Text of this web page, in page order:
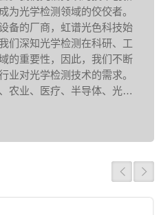
为光学检测领域的佼佼者。
备的厂商，虹谱光色科技始
们深知光学检测在科研、工
的重要性，因此，我们不断
业对光学检测技术的需求。
农业、医疗、半导体、光电